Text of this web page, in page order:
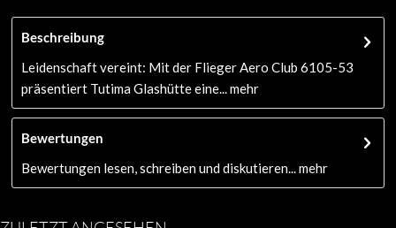
Beschreibung
Leidenschaft vereint: Mit der Flieger Aero Club 6105-53
präsentiert Tutima Glashütte eine...
mehr
Bewertungen
Bewertungen lesen, schreiben und diskutieren...
mehr